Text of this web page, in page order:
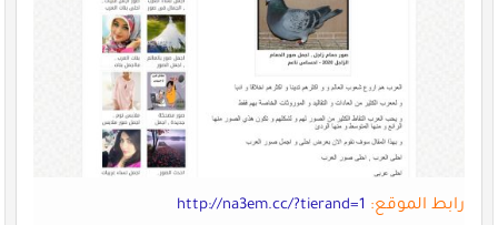
رابط الموقع: http://na3em.cc/?tierand=1